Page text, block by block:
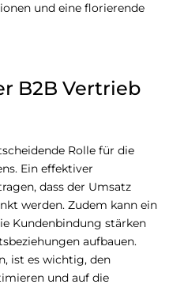
und eine florierende
B2B Vertrieb
Rolle für die
Ein effektiver
dass der Umsatz
werden. Zudem kann ein
Kundenbindung stärken
aufbauen.
ist es wichtig, den
und auf die